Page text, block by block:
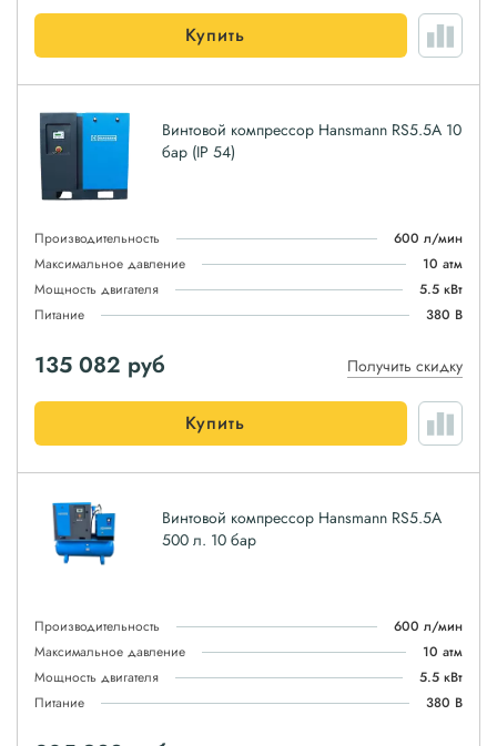
Купить
Винтовой компрессор Hansmann RS5.5A 10
бар (IP 54)
Производительность
600 л/мин
Максимальное давление
10 атм
Мощность двигателя
5.5 кВт
Питание
380 В
135 082 руб Получить скидку
Купить
Винтовой компрессор Hansmann RS5.5A
500 л. 10 бар
Производительность
600 л/мин
Максимальное давление
10 атм
Мощность двигателя
5.5 кВт
Питание
380 В